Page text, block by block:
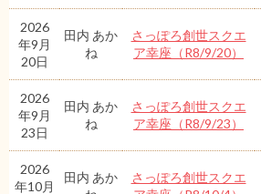
2026
年9月
20日
田内 あか
ね
さっぽろ創世スクエ
ア幸座（R8/9/20）
2026
年9月
23日
田内 あか
ね
さっぽろ創世スクエ
ア幸座（R8/9/23）
2026
年10月
田内 あか
さっぽろ創世スクエ